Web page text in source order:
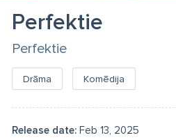
Perfektie
Perfektie
Drāma Komēdija
Release date: Feb 13, 2025